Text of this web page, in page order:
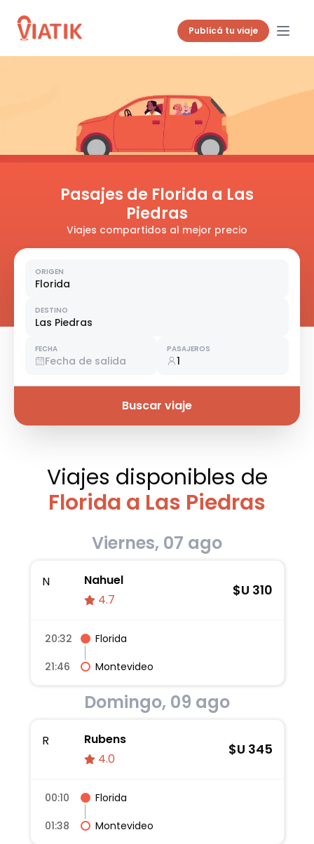
Publicá tu viaje
Pasajes de Florida a Las
Piedras
Viajes compartidos al mejor precio
ORIGEN
Florida
DESTINO
Las Piedras
FECHA
Fecha de salida
PASAJEROS
1
Buscar viaje
Viajes disponibles de
Florida a Las Piedras
Viernes, 07 ago
N
Nahuel
4.7
$U 310
20:32
Florida
21:46
Montevideo
Domingo, 09 ago
R
Rubens
4.0
$U 345
00:10
Florida
01:38
Montevideo